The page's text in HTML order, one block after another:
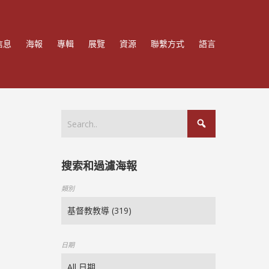
息 海報 專輯 展覽 資源 聯繫方式 語言
搜索和過濾海報
類別
日期